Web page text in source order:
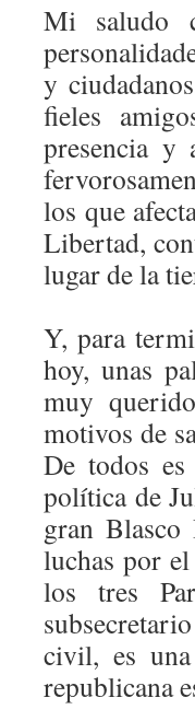
Mi saludo
y
fieles
presencia y
los que
Libertad,
lugar de la
Y, para
hoy, unas
muy
motivos de
De todos es
política de
gran Blasco
luchas por
los tres
civil, es
republicana